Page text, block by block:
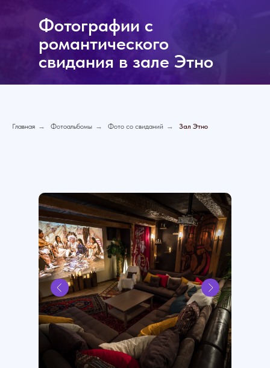
Фотографии с
романтического
свидания в зале Этно
Главная → Фотоальбомы → Фото со свиданий → Зал Этно